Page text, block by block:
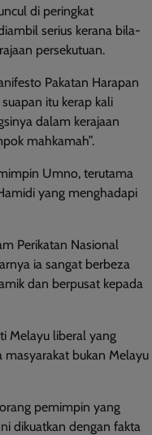
di peringkat
serius kerana bila-
persekutuan.
Pakatan Harapan
itu kerap kali
dalam kerajaan
mahkamah”.
Umno, terutama
yang menghadapi
Perikatan Nasional
ia sangat berbeza
dan berpusat kepada
Melayu liberal yang
masyarakat bukan Melayu
pemimpin yang
dikuatkan dengan fakta